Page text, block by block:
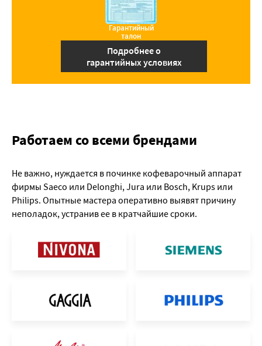
Гарантийный
талон
Подробнее о
гарантийных условиях
Работаем со всеми брендами
Не важно, нуждается в починке кофеварочный аппарат
фирмы Saeco или Delonghi, Jura или Bosch, Krups или
Philips. Опытные мастера оперативно выявят причину
неполадок, устранив ее в кратчайшие сроки.